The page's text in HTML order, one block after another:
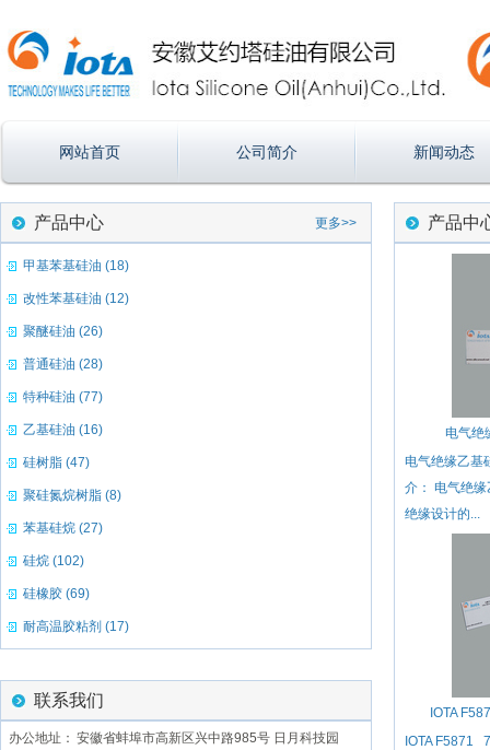
网站首页 公司简介 新闻动态
产品中心 更多>>
甲基苯基硅油 (18)
改性苯基硅油 (12)
聚醚硅油 (26)
普通硅油 (28)
特种硅油 (77)
乙基硅油 (16)
硅树脂 (47)
聚硅氮烷树脂 (8)
苯基硅烷 (27)
硅烷 (102)
硅橡胶 (69)
耐高温胶粘剂 (17)
联系我们
办公地址： 安徽省蚌埠市高新区兴中路985号 日月科技园
产品中
电气绝
电气绝缘乙基
介： 电气绝
绝缘设计的...
IOTA
IOTA F5871